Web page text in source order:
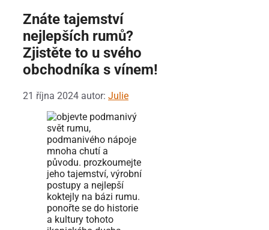
Znáte tajemství
nejlepších rumů?
Zjistěte to u svého
obchodníka s vínem!
21 října 2024 autor: Julie